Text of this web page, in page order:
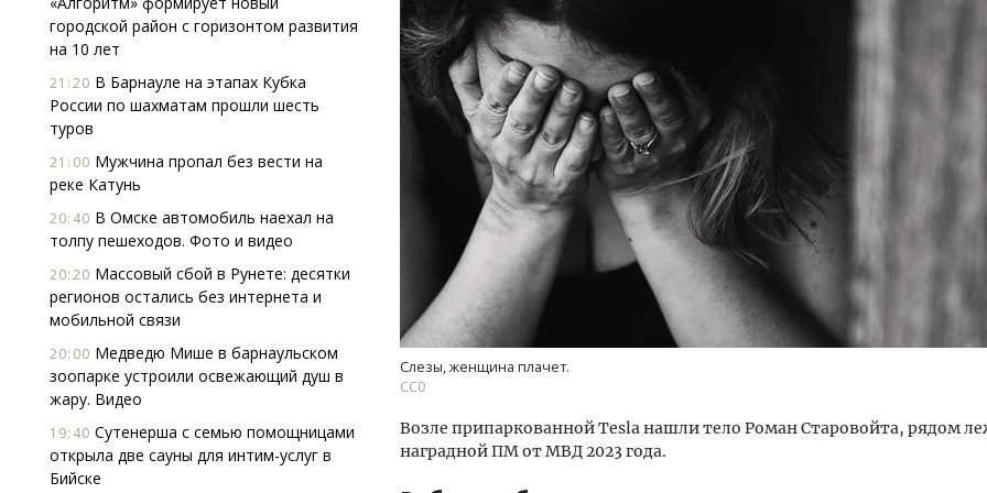
городской район с горизонтом развития
на 10 лет
21:20 В Барнауле на этапах Кубка
России по шахматам прошли шесть
туров
21:00 Мужчина пропал без вести на
реке Катунь
20:40 В Омске автомобиль наехал на
толпу пешеходов. Фото и видео
20:20 Массовый сбой в Рунете: десятки
регионов остались без интернета и
мобильной связи
20:00 Медведю Мише в барнаульском
зоопарке устроили освежающий душ в
жару. Видео
19:40 Сутенерша с семью помощницами
открыла две сауны для интим-услуг в
Бийске
Слезы, женщина плачет.
СС0
Возле припаркованной Tesla нашли тело Роман Старовойта, рядом
наградной ПМ от МВД 2023 года.
Двухуровневые номера и вид на горы.
Каким будет новый бутик-отель
«Белкур» в Белокурихе
ДОМА И КВАРТИРЫ
Архитектурный код
земли. Мощение
плитами становится
стандартом
СТРОИТЕЛЬСТВО